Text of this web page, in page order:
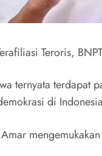
Teroris,
ternyata terdapat
di